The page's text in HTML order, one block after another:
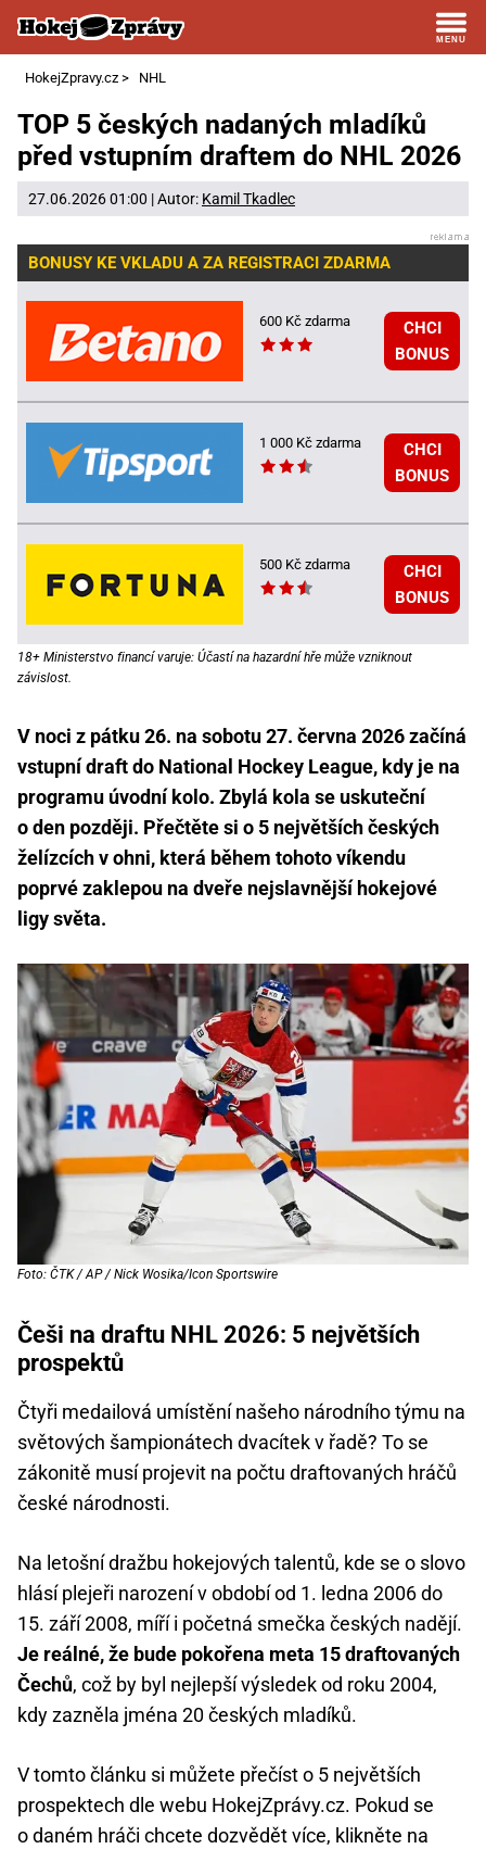
HokejZpravy.cz > NHL
TOP 5 českých nadaných mladíků
před vstupním draftem do NHL 2026
27.06.2026 01:00 | Autor: Kamil Tkadlec
BONUSY KE VKLADU A ZA REGISTRACI ZDARMA
600 Kč zdarma
CHCI
BONUS
1 000 Kč zdarma
CHCI
BONUS
500 Kč zdarma
CHCI
BONUS
18+ Ministerstvo financí varuje: Účastí na hazardní hře může vzniknout
závislost.
V noci z pátku 26. na sobotu 27. června 2026 začíná
vstupní draft do National Hockey League, kdy je na
programu úvodní kolo. Zbylá kola se uskuteční
o den později. Přečtěte si o 5 největších českých
želízcích v ohni, která během tohoto víkendu
poprvé zaklepou na dveře nejslavnější hokejové
ligy světa.
Foto: ČTK / AP / Nick Wosika/Icon Sportswire
Češi na draftu NHL 2026: 5 největších
prospektů
Čtyři medailová umístění našeho národního týmu na
světových šampionátech dvacítek v řadě? To se
zákonitě musí projevit na počtu draftovaných hráčů
české národnosti.
Na letošní dražbu hokejových talentů, kde se o slovo
hlásí plejeři narození v období od 1. ledna 2006 do
15. září 2008, míří i početná smečka českých nadějí.
Je reálné, že bude pokořena meta 15 draftovaných
Čechů, což by byl nejlepší výsledek od roku 2004,
kdy zazněla jména 20 českých mladíků.
V tomto článku si můžete přečíst o 5 největších
prospektech dle webu HokejZprávy.cz. Pokud se
o daném hráči chcete dozvědět více, klikněte na